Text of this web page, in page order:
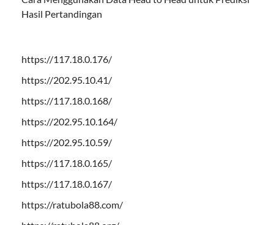
Hasil Pertandingan
https://117.18.0.176/
https://202.95.10.41/
https://117.18.0.168/
https://202.95.10.164/
https://202.95.10.59/
https://117.18.0.165/
https://117.18.0.167/
https://ratubola88.com/